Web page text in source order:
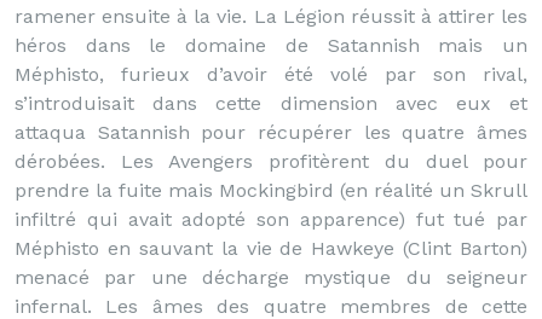
ramener ensuite à la vie. La Légion réussit à attirer les
héros dans le domaine de Satannish mais un
Méphisto, furieux d’avoir été volé par son rival,
s’introduisait dans cette dimension avec eux et
attaqua Satannish pour récupérer les quatre âmes
dérobées. Les Avengers profitèrent du duel pour
prendre la fuite mais Mockingbird (en réalité un Skrull
infiltré qui avait adopté son apparence) fut tué par
Méphisto en sauvant la vie de Hawkeye (Clint Barton)
menacé par une décharge mystique du seigneur
infernal. Les âmes des quatre membres de cette